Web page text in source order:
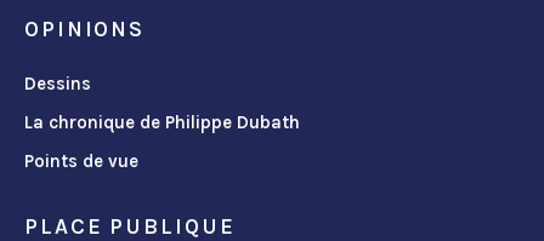
OPINIONS
Dessins
La chronique de Philippe Dubath
Points de vue
PLACE PUBLIQUE